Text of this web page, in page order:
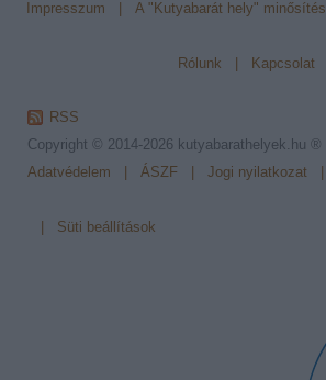
Impresszum A "Kutyabarát hely" minősítés
Rólunk Kapcsolat
RSS
Copyright © 2014-2026 kutyabarathelyek.hu ®
Adatvédelem
ÁSZF Jogi nyilatkozat
Süti beállítások